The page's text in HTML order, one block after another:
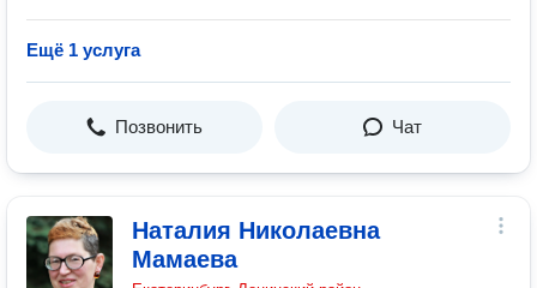
Ещё 1 услуга
Позвонить Чат
Наталия Николаевна
Мамаева